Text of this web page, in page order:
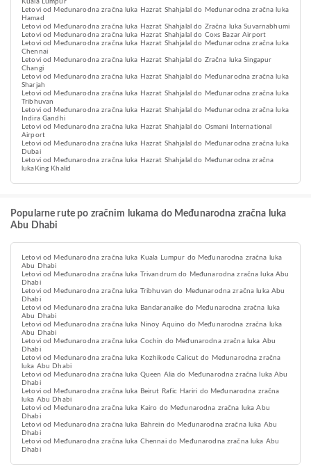
Kuala Lumpur
Letovi od Međunarodna zračna luka Hazrat Shahjalal do Međunarodna zračna luka
Hamad
Letovi od Međunarodna zračna luka Hazrat Shahjalal do Zračna luka Suvarnabhumi
Letovi od Međunarodna zračna luka Hazrat Shahjalal do Coxs Bazar Airport
Letovi od Međunarodna zračna luka Hazrat Shahjalal do Međunarodna zračna luka
Chennai
Letovi od Međunarodna zračna luka Hazrat Shahjalal do Zračna luka Singapur
Changi
Letovi od Međunarodna zračna luka Hazrat Shahjalal do Međunarodna zračna luka
Sharjah
Letovi od Međunarodna zračna luka Hazrat Shahjalal do Međunarodna zračna luka
Tribhuvan
Letovi od Međunarodna zračna luka Hazrat Shahjalal do Međunarodna zračna luka
Indira Gandhi
Letovi od Međunarodna zračna luka Hazrat Shahjalal do Osmani International
Airport
Letovi od Međunarodna zračna luka Hazrat Shahjalal do Međunarodna zračna luka
Dubai
Letovi od Međunarodna zračna luka Hazrat Shahjalal do Međunarodna zračna
lukaKing Khalid
Popularne rute po zračnim lukama do Međunarodna zračna luka
Abu Dhabi
Letovi od Međunarodna zračna luka Kuala Lumpur do Međunarodna zračna luka
Abu Dhabi
Letovi od Međunarodna zračna luka Trivandrum do Međunarodna zračna luka Abu
Dhabi
Letovi od Međunarodna zračna luka Tribhuvan do Međunarodna zračna luka Abu
Dhabi
Letovi od Međunarodna zračna luka Bandaranaike do Međunarodna zračna luka
Abu Dhabi
Letovi od Međunarodna zračna luka Ninoy Aquino do Međunarodna zračna luka
Abu Dhabi
Letovi od Međunarodna zračna luka Cochin do Međunarodna zračna luka Abu
Dhabi
Letovi od Međunarodna zračna luka Kozhikode Calicut do Međunarodna zračna
luka Abu Dhabi
Letovi od Međunarodna zračna luka Queen Alia do Međunarodna zračna luka Abu
Dhabi
Letovi od Međunarodna zračna luka Beirut Rafic Hariri do Međunarodna zračna
luka Abu Dhabi
Letovi od Međunarodna zračna luka Kairo do Međunarodna zračna luka Abu
Dhabi
Letovi od Međunarodna zračna luka Bahrein do Međunarodna zračna luka Abu
Dhabi
Letovi od Međunarodna zračna luka Chennai do Međunarodna zračna luka Abu
Dhabi